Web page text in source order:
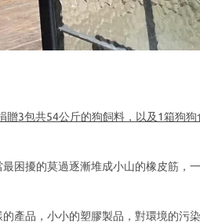
3包共54公斤的狗飼料，以及1箱狗
困擾的莫過逐漸堆成小山的橡皮筋，
產品，小小的塑膠製品，對環境的污